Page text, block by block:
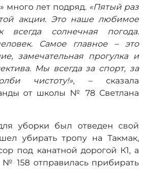
много лет подряд. «Пятый раз
акции. Это наше любимое
всегда солнечная погода.
Самое главное – это
замечательная прогулка и
Мы всегда за спорт, за
чистоту!», – сказала
от школы № 78 Светлана
уборки был отведен свой
убирать тропу на Такмак,
под канатной дорогой К1, а
158 отправилась прибирать